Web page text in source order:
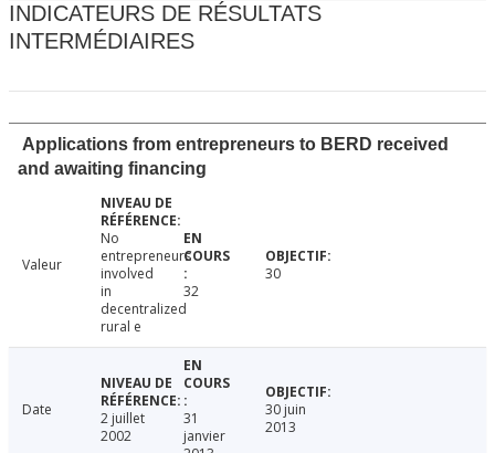
INDICATEURS DE RÉSULTATS
INTERMÉDIAIRES
Applications from entrepreneurs to BERD received
and awaiting financing
Valeur
No
entrepreneurs
involved
in
decentralized
rural e
32
30
Date
2 juillet
2002
31
janvier
30 juin
2013